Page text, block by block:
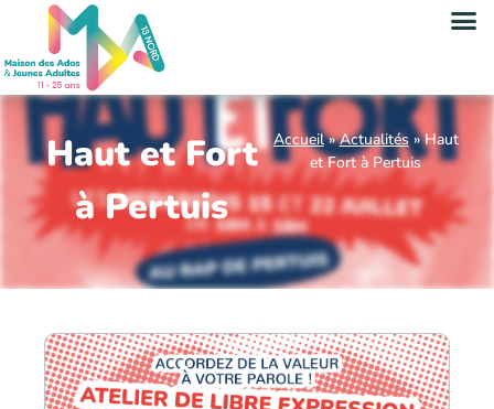
Haut et Fort
à Pertuis
Accueil»Actualités»Haut
et Fort à Pertuis